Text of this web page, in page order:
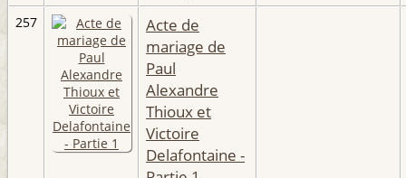
257
Acte de
mariage de
Paul
Alexandre
Thioux et
Victoire
Delafontaine -